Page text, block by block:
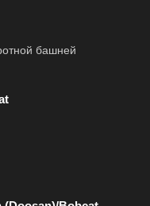
башней